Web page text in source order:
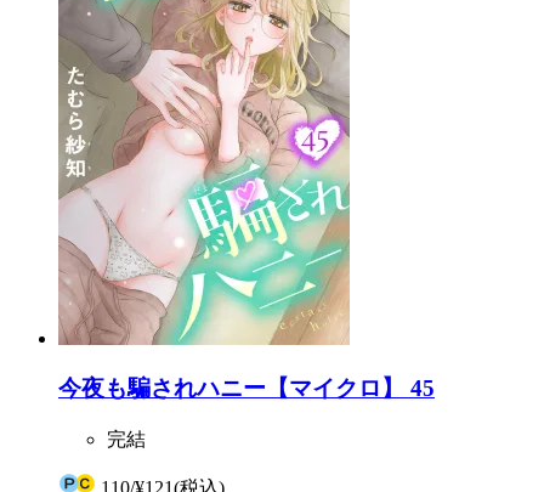
今夜も騙されハニー【マイクロ】 45
完結
110/¥121(税込)